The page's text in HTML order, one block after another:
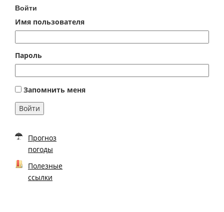
Войти
Имя пользователя
Пароль
Запомнить меня
Войти
Прогноз
погоды
Полезные
ссылки